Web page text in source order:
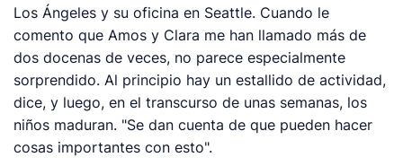
Los Ángeles y su oficina en Seattle. Cuando le
comento que Amos y Clara me han llamado más de
dos docenas de veces, no parece especialmente
sorprendido. Al principio hay un estallido de actividad,
dice, y luego, en el transcurso de unas semanas, los
niños maduran. "Se dan cuenta de que pueden hacer
cosas importantes con esto".